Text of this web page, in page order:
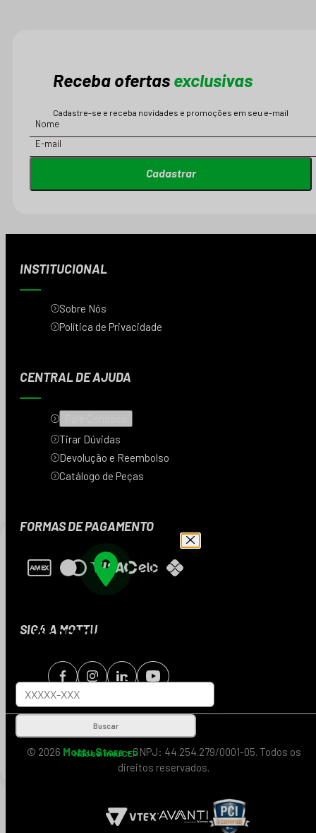
Receba ofertas exclusivas
Cadastre-se e receba novidades e promoções em seu e-mail
Cadastrar
INSTITUCIONAL
Sobre Nós
Política de Privacidade
CENTRAL DE AJUDA
Tirar Dúvidas
Devolução e Reembolso
Catálogo de Peças
FORMAS DE PAGAMENTO
SIGA A MOTTU
© 2026 Mottu Store- CNPJ: 44.254.279/0001-05. Todos os
direitos reservados.
os produtos da sua
Buscar
Não sei meu CEP